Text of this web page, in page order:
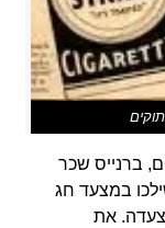
ברנייס שכר
שילכו במצעד חג
את